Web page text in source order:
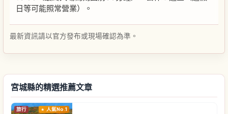
日等可能照常營業）。
最新資訊請以官方發布或現場確認為準。
宮城縣的精選推薦文章
旅行 人氣No.1